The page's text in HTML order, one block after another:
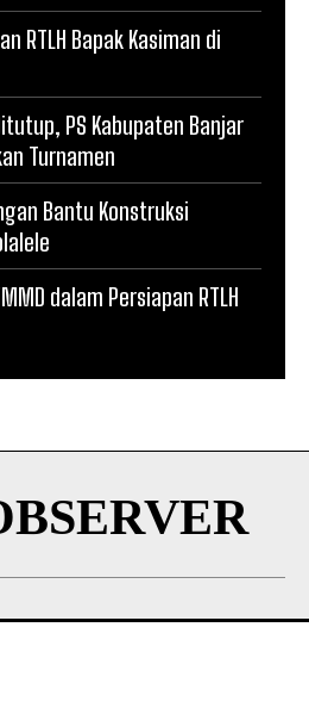
RTLH Bapak Kasiman di
PS Kabupaten Banjar
Turnamen
Bantu Konstruksi
dalam Persiapan RTLH